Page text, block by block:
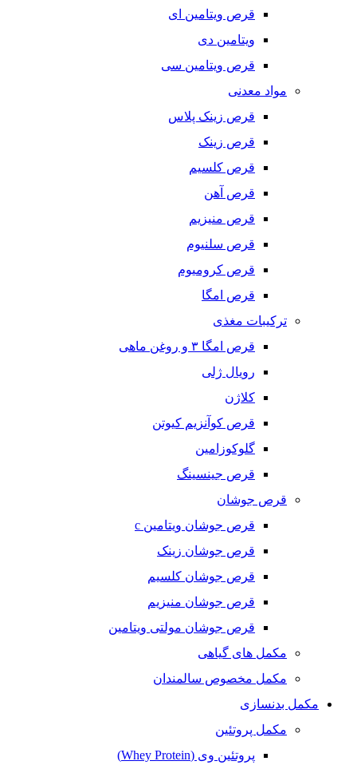
قرص ویتامین ای
ویتامین دی
قرص ویتامین سی
مواد معدنی
قرص زینک پلاس
قرص زینک
قرص کلسیم
قرص آهن
قرص منیزیم
قرص سلنیوم
قرص کرومیوم
قرص امگا
ترکیبات مغذی
قرص امگا ٣ و روغن ماهی
رویال ژلی
کلاژن
قرص کوآنزیم کیوتن
گلوکوزامین
قرص جینسینگ
قرص جوشان
قرص جوشان ویتامین c
قرص جوشان زینک
قرص جوشان کلسیم
قرص جوشان منیزیم
قرص جوشان مولتی ویتامین
مکمل های گیاهی
مکمل مخصوص سالمندان
مکمل بدنسازی
مکمل پروتئین
پروتئین وی (Whey Protein)